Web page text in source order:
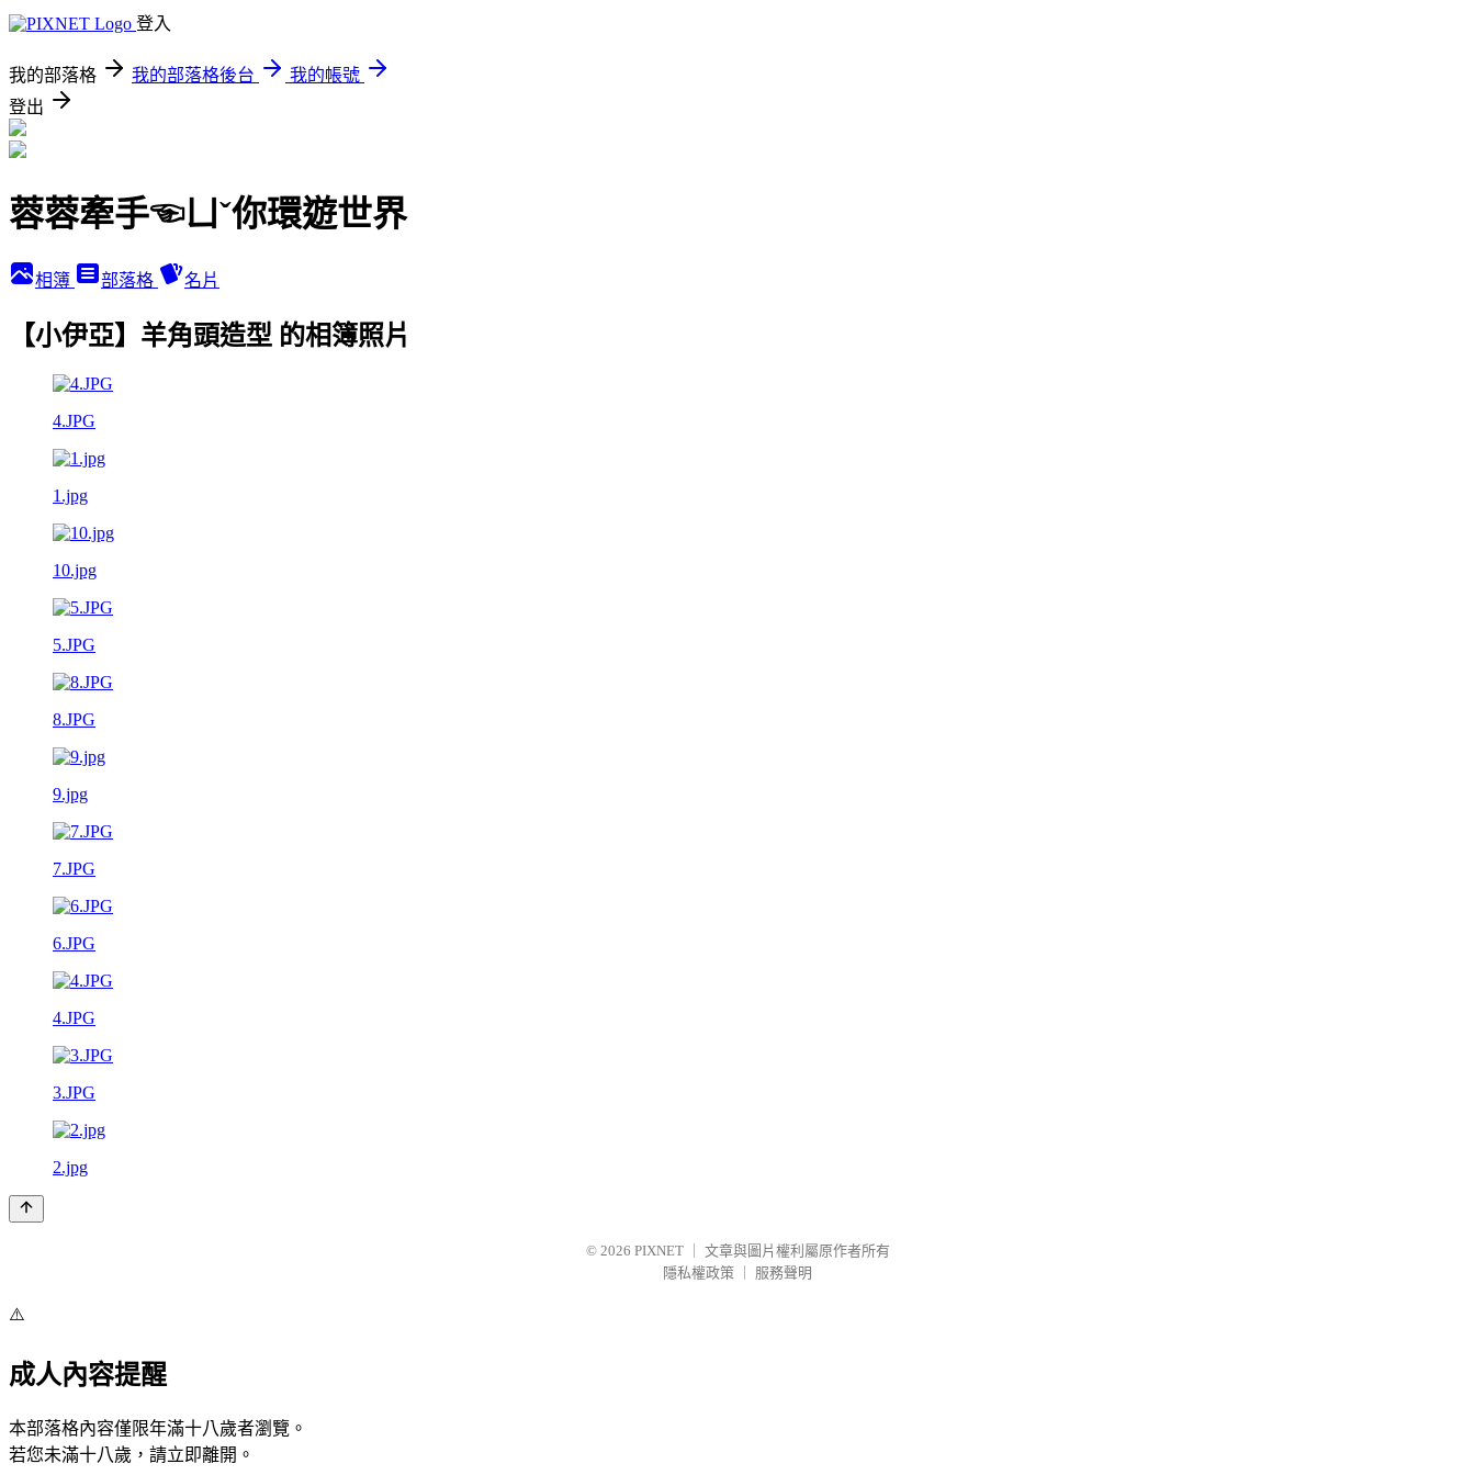
登入
我的部落格 我的部落格後台
我的帳號
登出
蓉蓉牽手☜ㄩˇ你環遊世界
相簿 部落格 名片
【小伊亞】羊角頭造型 的相簿照片
4.JPG
1.jpg
10.jpg
5.JPG
8.JPG
9.jpg
7.JPG
6.JPG
4.JPG
3.JPG
2.jpg
© 2026 PIXNET
文章與圖片權利屬原作者所有
隱私權政策
服務聲明
⚠️
成人內容提醒
本部落格內容僅限年滿十八歲者瀏覽。
若您未滿十八歲，請立即離開。